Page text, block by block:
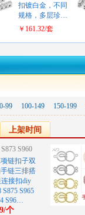
扣镀白金，不同
规格，多层珍…
￥161.32/套
99 100-149 150-199
上架时间
S960
链扣子双
链三排搭
连接扣diy
S875 S965
S96…
个